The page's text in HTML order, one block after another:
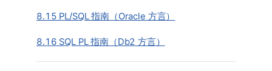
8.15 PL/SQL 指南（Oracle 方言）
8.16 SQL PL 指南（Db2 方言）